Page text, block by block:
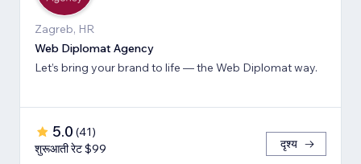
Zagreb, HR
Web Diplomat Agency
Let’s bring your brand to life — the Web Diplomat way.
5.0 (41)
शुरूआती रेट $99
दृश्य